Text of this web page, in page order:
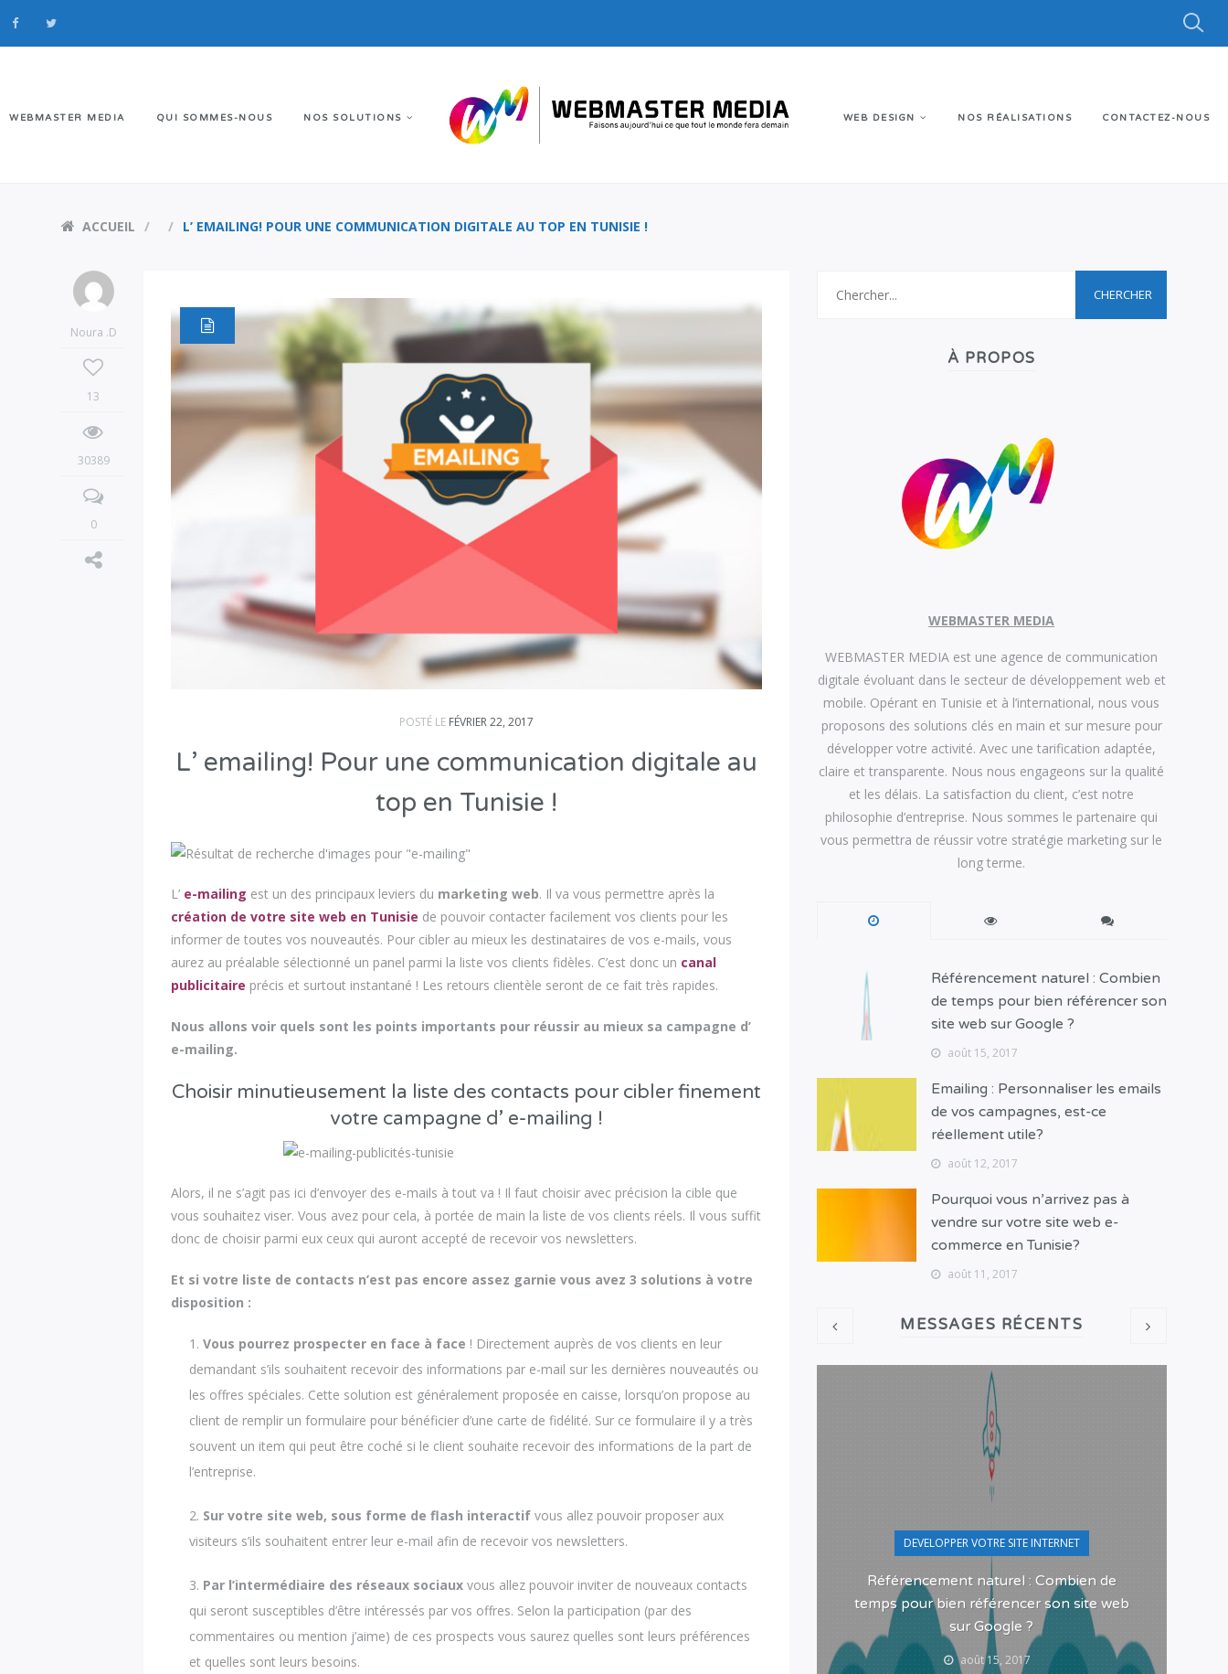
WEBMASTER MEDIA QUI SOMMES-NOUS NOS SOLUTIONS WEB DESIGN NOS RÉALISATIONS CONTACTEZ-NOUS
ACCUEIL L’ EMAILING! POUR UNE COMMUNICATION DIGITALE AU TOP EN TUNISIE !
Noura .D
13
30389
0
POSTÉ LE FÉVRIER 22, 2017
L’ emailing! Pour une communication digitale au
top en Tunisie !
L’ e-mailing est un des principaux leviers du marketing web. Il va vous permettre après la
création de votre site web en Tunisie de pouvoir contacter facilement vos clients pour les
informer de toutes vos nouveautés. Pour cibler au mieux les destinataires de vos e-mails, vous
aurez au préalable sélectionné un panel parmi la liste vos clients fidèles. C’est donc un canal
publicitaire précis et surtout instantané ! Les retours clientèle seront de ce fait très rapides.
Nous allons voir quels sont les points importants pour réussir au mieux sa campagne d’
e-mailing.
Choisir minutieusement la liste des contacts pour cibler finement
votre campagne d’ e-mailing !
Alors, il ne s’agit pas ici d’envoyer des e-mails à tout va ! Il faut choisir avec précision la cible que
vous souhaitez viser. Vous avez pour cela, à portée de main la liste de vos clients réels. Il vous suffit
donc de choisir parmi eux ceux qui auront accepté de recevoir vos newsletters.
Et si votre liste de contacts n’est pas encore assez garnie vous avez 3 solutions à votre
disposition :
Vous pourrez prospecter en face à face ! Directement auprès de vos clients en leur
demandant s’ils souhaitent recevoir des informations par e-mail sur les dernières nouveautés ou
les offres spéciales. Cette solution est généralement proposée en caisse, lorsqu’on propose au
client de remplir un formulaire pour bénéficier d’une carte de fidélité. Sur ce formulaire il y a très
souvent un item qui peut être coché si le client souhaite recevoir des informations de la part de
l’entreprise.
Sur votre site web, sous forme de flash interactifvous allez pouvoir proposer aux
visiteurs s’ils souhaitent entrer leur e-mail afin de recevoir vos newsletters.
Par l’intermédiaire des réseaux sociauxvous allez pouvoir inviter de nouveaux contacts
qui seront susceptibles d’être intéressés par vos offres. Selon la participation (par des
commentaires ou mention j’aime) de ces prospects vous saurez quelles sont leurs préférences
et quelles sont leurs besoins.
À PROPOS
WEBMASTER MEDIA
WEBMASTER MEDIA est une agence de communication
digitale évoluant dans le secteur de développement web et
mobile. Opérant en Tunisie et à l’international, nous vous
proposons des solutions clés en main et sur mesure pour
développer votre activité. Avec une tarification adaptée,
claire et transparente. Nous nous engageons sur la qualité
et les délais. La satisfaction du client, c’est notre
philosophie d’entreprise. Nous sommes le partenaire qui
vous permettra de réussir votre stratégie marketing sur le
long terme.
Référencement naturel : Combien
de temps pour bien référencer son
site web sur Google ?
août 15, 2017
Emailing : Personnaliser les emails
de vos campagnes, est-ce
réellement utile?
août 12, 2017
Pourquoi vous n’arrivez pas à
vendre sur votre site web e-
commerce en Tunisie?
août 11, 2017
MESSAGES RÉCENTS
DEVELOPPER VOTRE SITE INTERNET
Référencement naturel : Combien de
temps pour bien référencer son site web
sur Google ?
août 15, 2017